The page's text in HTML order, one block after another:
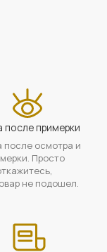
после примерки
после осмотра и
Просто
не подошел.